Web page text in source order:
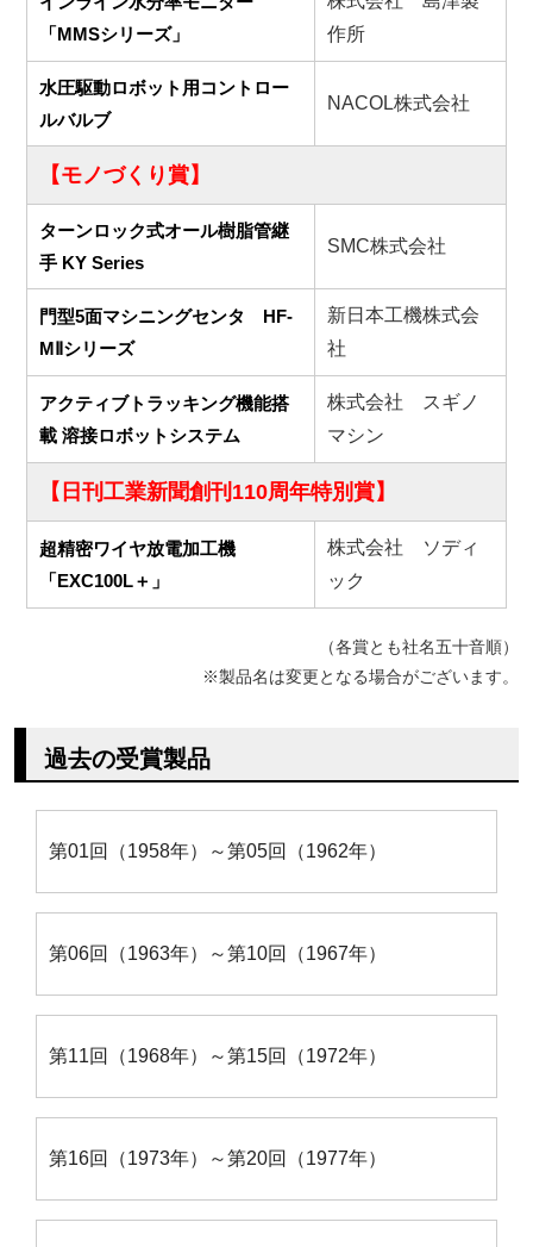
「MMSシリーズ」
作所
水圧駆動ロボット用コントロー
ルバルブ
NACOL株式会社
【モノづくり賞】
ターンロック式オール樹脂管継
手 KY Series
SMC株式会社
門型5面マシニングセンタ HF-
MⅡシリーズ
新日本工機株式会
社
アクティブトラッキング機能搭
載 溶接ロボットシステム
株式会社 スギノ
マシン
【日刊工業新聞創刊110周年特別賞】
超精密ワイヤ放電加工機
「EXC100L＋」
株式会社 ソディ
ック
（各賞とも社名五十音順）
※製品名は変更となる場合がございます。
過去の受賞製品
第01回（1958年）～第05回（1962年）
第06回（1963年）～第10回（1967年）
第11回（1968年）～第15回（1972年）
第16回（1973年）～第20回（1977年）